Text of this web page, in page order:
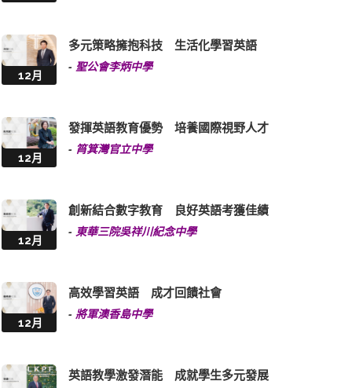
12月
多元策略擁抱科技 生活化學習英語
- 聖公會李炳中學
12月
發揮英語教育優勢 培養國際視野人才
- 筲箕灣官立中學
12月
創新結合數字教育 良好英語考獲佳績
- 東華三院吳祥川紀念中學
12月
高效學習英語 成才回饋社會
- 將軍澳香島中學
英語教學激發潛能 成就學生多元發展